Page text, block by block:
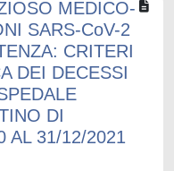
MEDICO-
SARS-CoV-2
CRITERI
DEI DECESSI
DI
AL 31/12/2021